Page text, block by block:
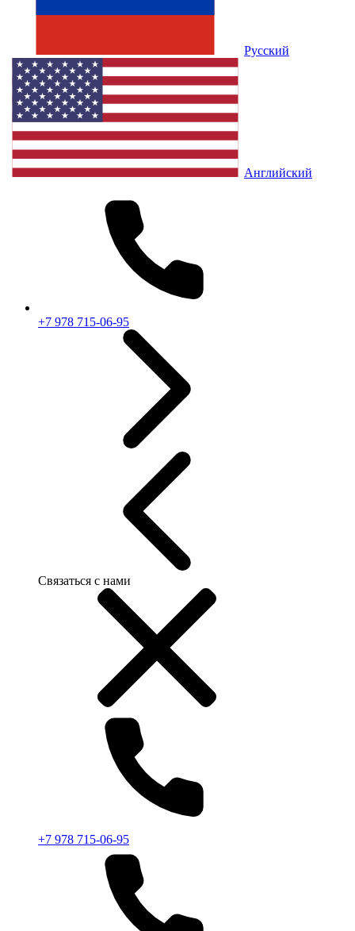
Русский
Английский
+7 978 715-06-95
Связаться с нами
+7 978 715-06-95